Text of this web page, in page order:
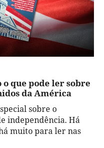
o que pode ler sobre
da América
sobre o
independência. Há
muito para ler nas